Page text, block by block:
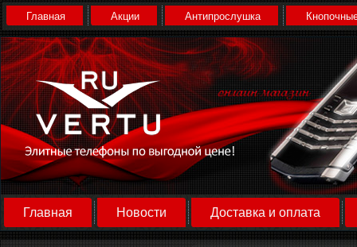
Главная Акции Антипрослушка
Главная Новости Доставка и оплата